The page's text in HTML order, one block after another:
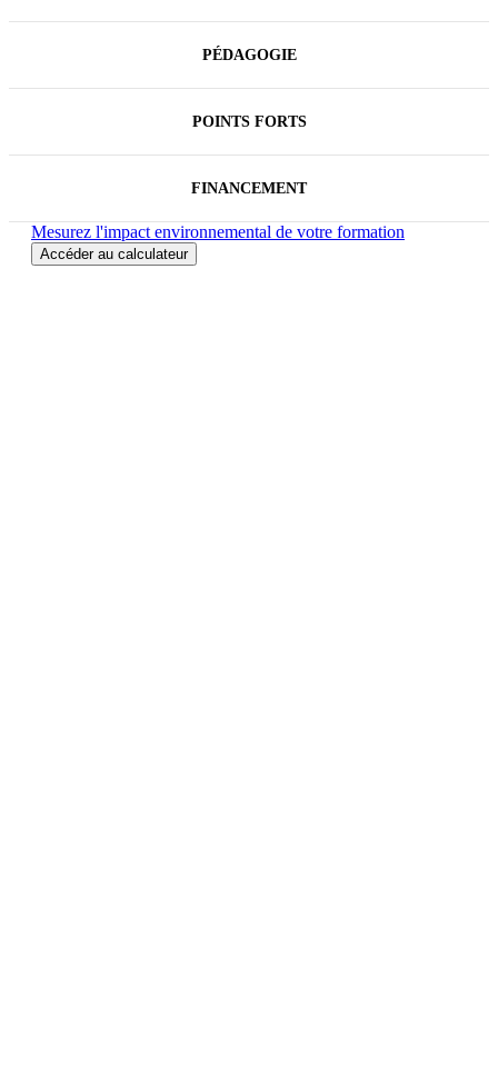
PÉDAGOGIE
POINTS FORTS
FINANCEMENT
Mesurez l'impact environnemental de votre formation
Accéder au calculateur